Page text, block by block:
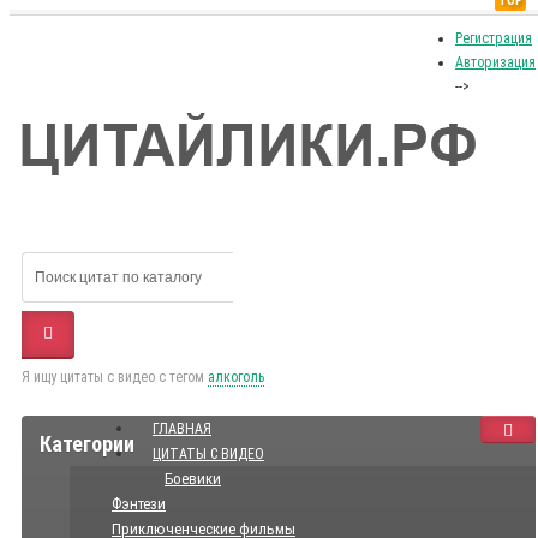
Регистрация
Авторизация
-->
Я ищу цитаты с видео с тегом алкоголь
Категории
ГЛАВНАЯ
ЦИТАТЫ С ВИДЕО
Боевики
Фэнтези
Приключенческие фильмы